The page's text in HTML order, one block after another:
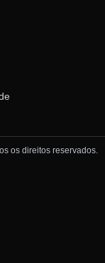
os direitos reservados.